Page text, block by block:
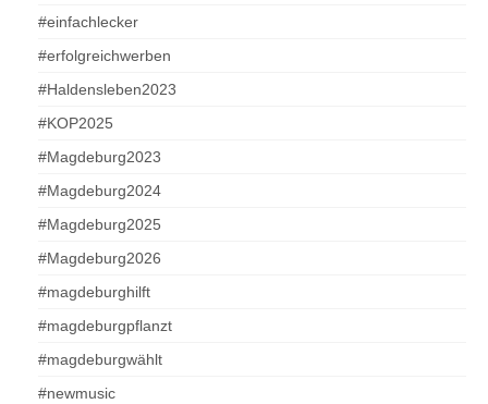
#einfachlecker
#erfolgreichwerben
#Haldensleben2023
#KOP2025
#Magdeburg2023
#Magdeburg2024
#Magdeburg2025
#Magdeburg2026
#magdeburghilft
#magdeburgpflanzt
#magdeburgwählt
#newmusic